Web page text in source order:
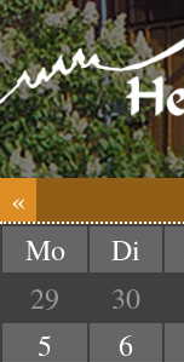
«
Mo
Di
29
30
5
6